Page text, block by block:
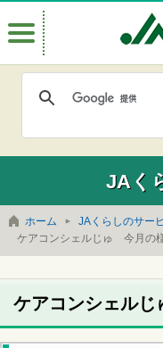
JAく
ホーム JAくらしのサー
ケアコンシェルじゅ 今月の
ケアコンシェル